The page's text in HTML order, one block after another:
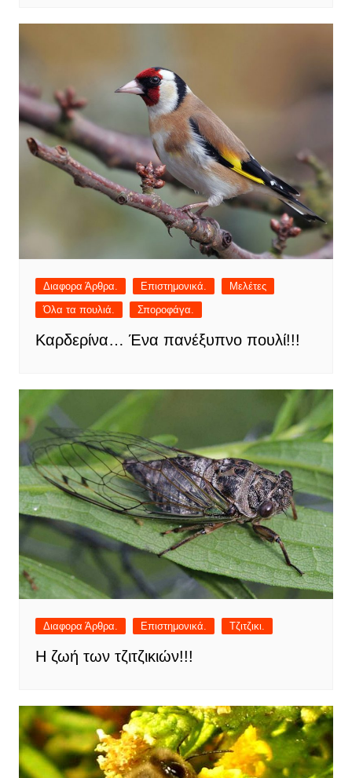
Διαφορα Άρθρα. Επιστημονικά.
Μελέτες
Όλα τα πουλιά.
Σποροφάγα.
Καρδερίνα… Ένα πανέξυπνο πουλί!!!
Διαφορα Άρθρα. Επιστημονικά. Τζιτζικι.
Η ζωή των τζιτζικιών!!!